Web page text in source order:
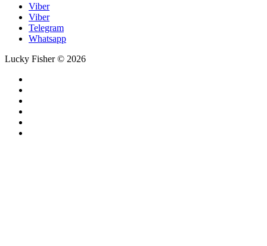
Viber
Viber
Telegram
Whatsapp
Lucky Fisher © 2026